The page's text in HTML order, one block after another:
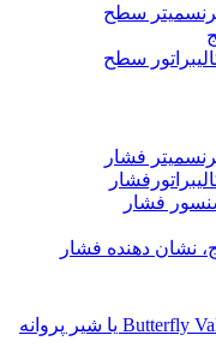
ترنسمیتر سطح
سطح
فشار
فشار
نشان دهنده فشار
باترفلای ولو Butterfly Valve یا شیر پروانه